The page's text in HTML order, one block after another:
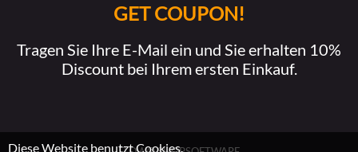
Diese Website benutzt Cookies.
GET COUPON!
Tragen Sie Ihre E-Mail ein und Sie erhalten 10%
Discount bei Ihrem ersten Einkauf.